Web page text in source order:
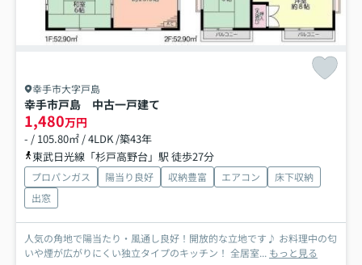
幸手市大字戸島
幸手市戸島 中古一戸建て
1,480万円
- / 105.80㎡ / 4LDK /築43年
東武日光線「杉戸高野台」駅 徒歩27分
プロパンガス 陽当り良好 収納豊富 エアコン
床下収納
出窓
人気の角地で陽当たり・風通し良好！開放的な立地です♪ お料理中の匂
いや煙が広がりにくい独立タイプのキッチン！ 全居室... もっと見る